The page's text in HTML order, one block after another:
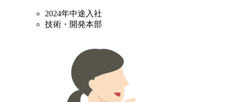
2024年中途入社
技術・開発本部